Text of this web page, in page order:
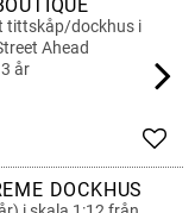
tittskåp/dockhus i
Ahead
år
Add
DOCKHUS